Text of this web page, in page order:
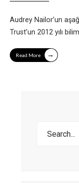
Audrey Nailor’un
Trust’un 2012 yılı
Read More →